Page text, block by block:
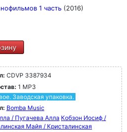
1 часть (2016)
CDVP 3387934
1 MP3
Заводская упаковка.
Bomba Music
/ Пугачева Алла Кобзон Иосиф /
Майя / Кристалинская